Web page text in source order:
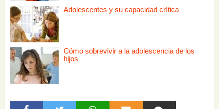
Adolescentes y su capacidad crítica
Cómo sobrevivir a la adolescencia de los
hijos